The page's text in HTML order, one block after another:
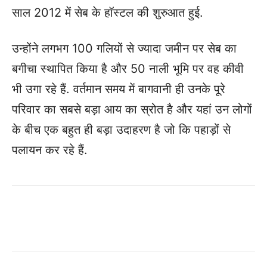
साल 2012 में सेब के हॉस्टल की शुरुआत हुई.
उन्होंने लगभग 100 गलियों से ज्यादा जमीन पर सेब का
बगीचा स्थापित किया है और 50 नाली भूमि पर वह कीवी
भी उगा रहे हैं. वर्तमान समय में बागवानी ही उनके पूरे
परिवार का सबसे बड़ा आय का स्रोत है और यहां उन लोगों
के बीच एक बहुत ही बड़ा उदाहरण है जो कि पहाड़ों से
पलायन कर रहे हैं.